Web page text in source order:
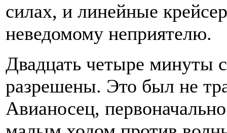
силах, и линейные
неведомому неприятелю.
Двадцать четыре минуты
разрешены. Это был не
Авианосец,